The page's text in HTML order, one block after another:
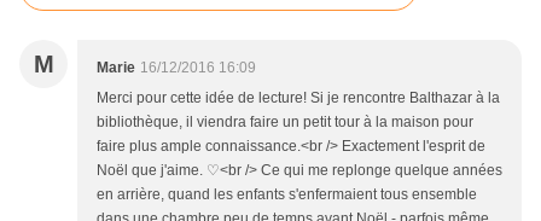
M Marie 16/12/2016 16:09
Merci pour cette idée de lecture! Si je rencontre Balthazar à la
bibliothèque, il viendra faire un petit tour à la maison pour
faire plus ample connaissance.<br /> Exactement l'esprit de
Noël que j'aime. ♡<br /> Ce qui me replonge quelque années
en arrière, quand les enfants s'enfermaient tous ensemble